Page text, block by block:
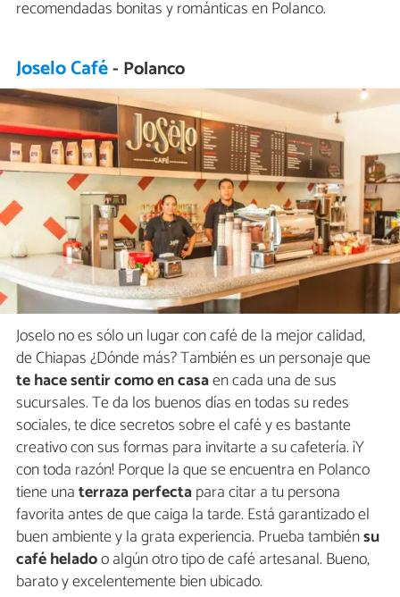
recomendadas bonitas y románticas en Polanco.
Joselo Café- Polanco
Joselo no es sólo un lugar con café de la mejor calidad,
de Chiapas ¿Dónde más? También es un personaje que
te hace sentir como en casaen cada una de sus
sucursales. Te da los buenos días en todas su redes
sociales, te dice secretos sobre el café y es bastante
creativo con sus formas para invitarte a su cafetería. ¡Y
con toda razón! Porque la que se encuentra en Polanco
tiene unaterraza perfectapara citar a tu persona
favorita antes de que caiga la tarde. Está garantizado el
buen ambiente y la grata experiencia. Prueba tambiénsu
café heladoo algún otro tipo de café artesanal. Bueno,
barato y excelentemente bien ubicado.